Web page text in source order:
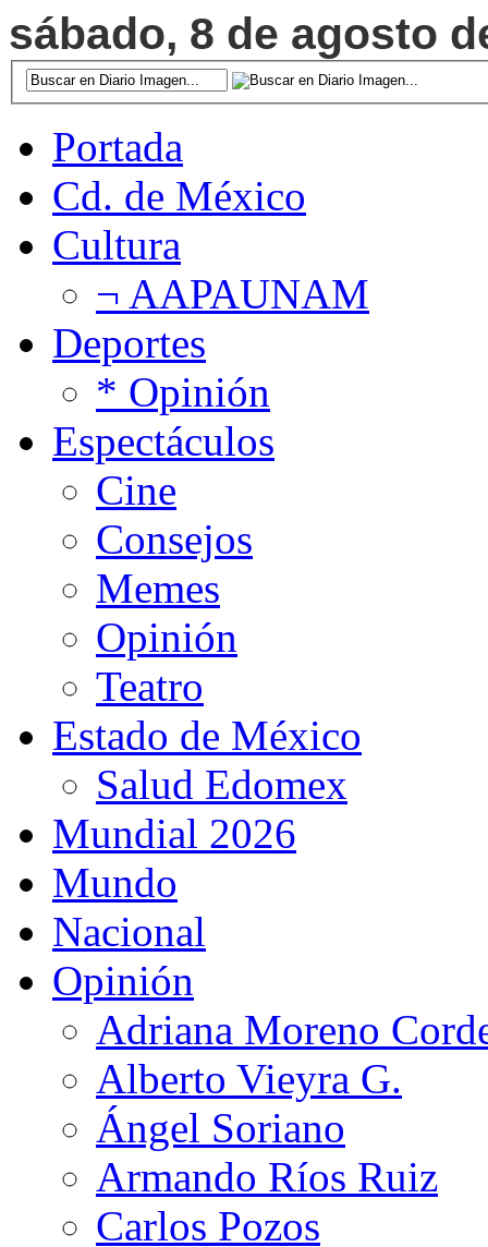
sábado, 8 de agosto
Portada
Cd. de México
Cultura
¬ AAPAUNAM
Deportes
* Opinión
Espectáculos
Cine
Consejos
Memes
Opinión
Teatro
Estado de México
Salud Edomex
Mundial 2026
Mundo
Nacional
Opinión
Adriana Moreno
Alberto Vieyra G.
Ángel Soriano
Armando Ríos Ruiz
Carlos Pozos